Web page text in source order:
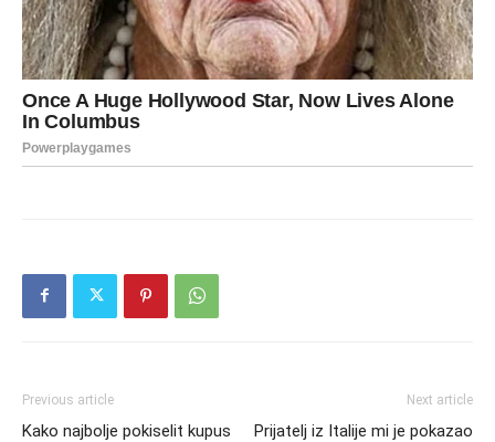
Previous article
Kako najbolje pokiselit kupus
Next article
Prijatelj iz Italije mi je pokazao